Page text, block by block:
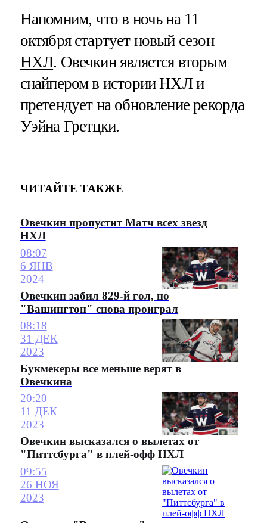
Напомним, что в ночь на 11
октября стартует новый сезон
НХЛ. Овечкин является вторым
снайпером в истории НХЛ и
претендует на обновление рекорда
Уэйна Гретцки.
ЧИТАЙТЕ ТАКЖЕ
Овечкин пропустит Матч всех звезд
НХЛ
08:07
6 ЯНВ
2024
Овечкин забил 829-й гол, но
"Вашингтон" снова проиграл
08:18
31 ДЕК
2023
Букмекеры все меньше верят в
Овечкина
20:20
11 ДЕК
2023
Овечкин высказался о вылетах от
"Питтсбурга" в плей-офф НХЛ
09:55
26 НОЯ
2023